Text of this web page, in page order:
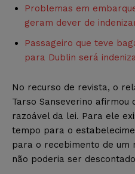
Problemas em
geram dever de
Passageiro que teve
para Dublin será
No recurso de revista, o
Tarso Sanseverino afirmou
razoável da lei. Para ele
tempo para o
para o recebimento de um
não poderia ser